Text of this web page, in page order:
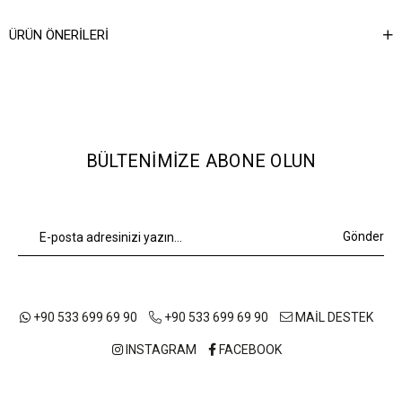
ÜRÜN ÖNERILERI
BÜLTENIMIZE ABONE OLUN
Gönder
+90 533 699 69 90 +90 533 699 69 90 MAİL DESTEK
INSTAGRAM FACEBOOK